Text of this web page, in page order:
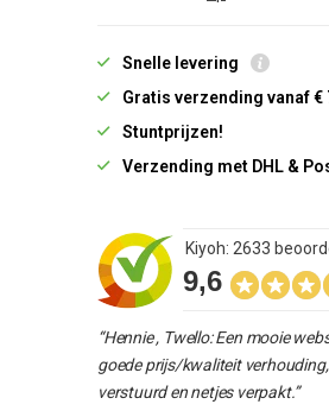
Snelle levering
Gratis verzending vanaf €
Stuntprijzen!
Verzending met DHL &
9,6
Kiyoh: 2633
“Hennie , Twello: Een mooie
goede prijs/kwaliteit
verstuurd en netjes verpakt.”